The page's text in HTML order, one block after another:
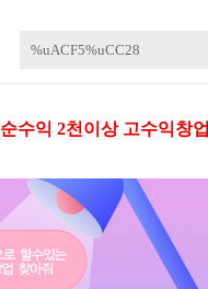
순수익 2천이상 고수익창업